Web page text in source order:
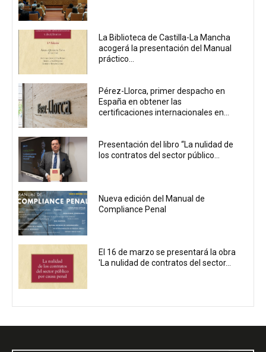
La Biblioteca de Castilla-La Mancha
acogerá la presentación del Manual
práctico...
Pérez-Llorca, primer despacho en
España en obtener las
certificaciones internacionales en...
Presentación del libro “La nulidad de
los contratos del sector público...
Nueva edición del Manual de
Compliance Penal
El 16 de marzo se presentará la obra
'La nulidad de contratos del sector...